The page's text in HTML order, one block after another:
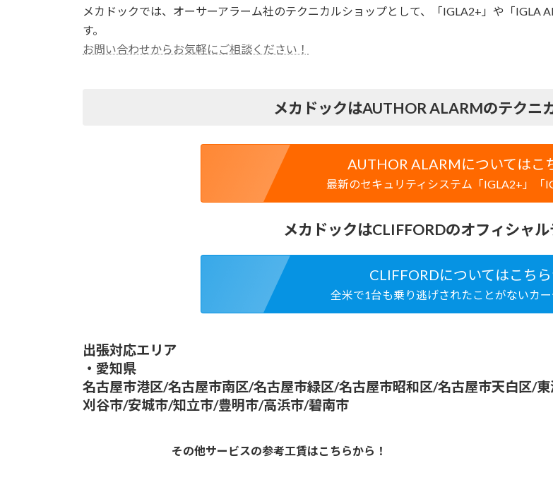
メカドックでは、オーサーアラーム社のテクニカルショップとして、「IGLA2+」や「IGLA
す。
お問い合わせからお気軽にご相談ください！
メカドックはAUTHOR ALARMのテクニ
AUTHOR ALARMについてはこ
最新のセキュリティシステム「IGLA2+」「
メカドックはCLIFFORDのオフィシャル
CLIFFORDについてはこち
全米で1台も乗り逃げされたことがないカ
出張対応エリア
・愛知県
名古屋市港区/名古屋市南区/名古屋市緑区/名古屋市昭和区/名古屋市天白区/
刈谷市/安城市/知立市/豊明市/高浜市/碧南市
その他サービスの参考工賃はこちらから！